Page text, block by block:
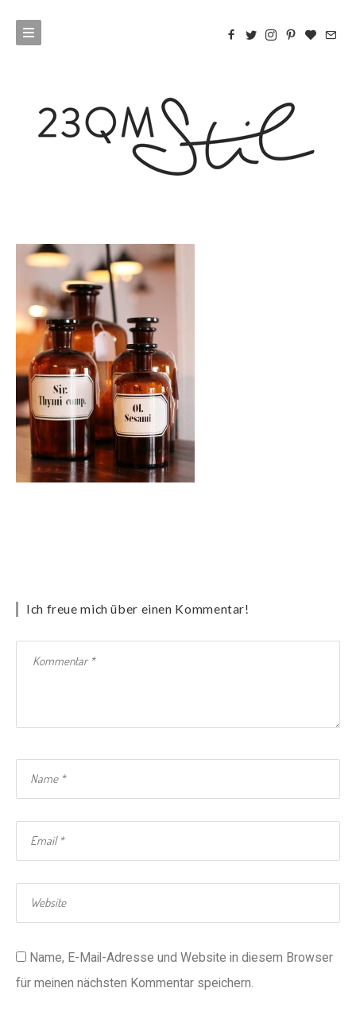
Ich freue mich über einen Kommentar!
Name, E-Mail-Adresse und Website in diesem Browser
für meinen nächsten Kommentar speichern.